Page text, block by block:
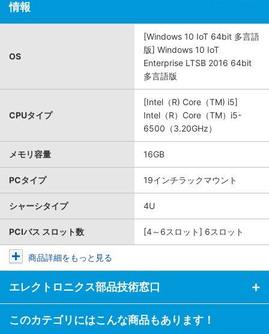
情報
OS
[Windows 10 IoT 64bit 多言語
版] Windows 10 IoT
Enterprise LTSB 2016 64bit
多言語版
CPUタイプ
[Intel（R) Core（TM) i5]
Intel（R）Core（TM）i5-
6500（3.20GHz）
メモリ容量 16GB
PCタイプ 19インチラックマウント
シャーシタイプ 4U
PCIバス スロット数 [4～6スロット] 6スロット
商品詳細をもっと見る
エレクトロニクス部品技術窓口
このカテゴリにはこんな商品もあります！